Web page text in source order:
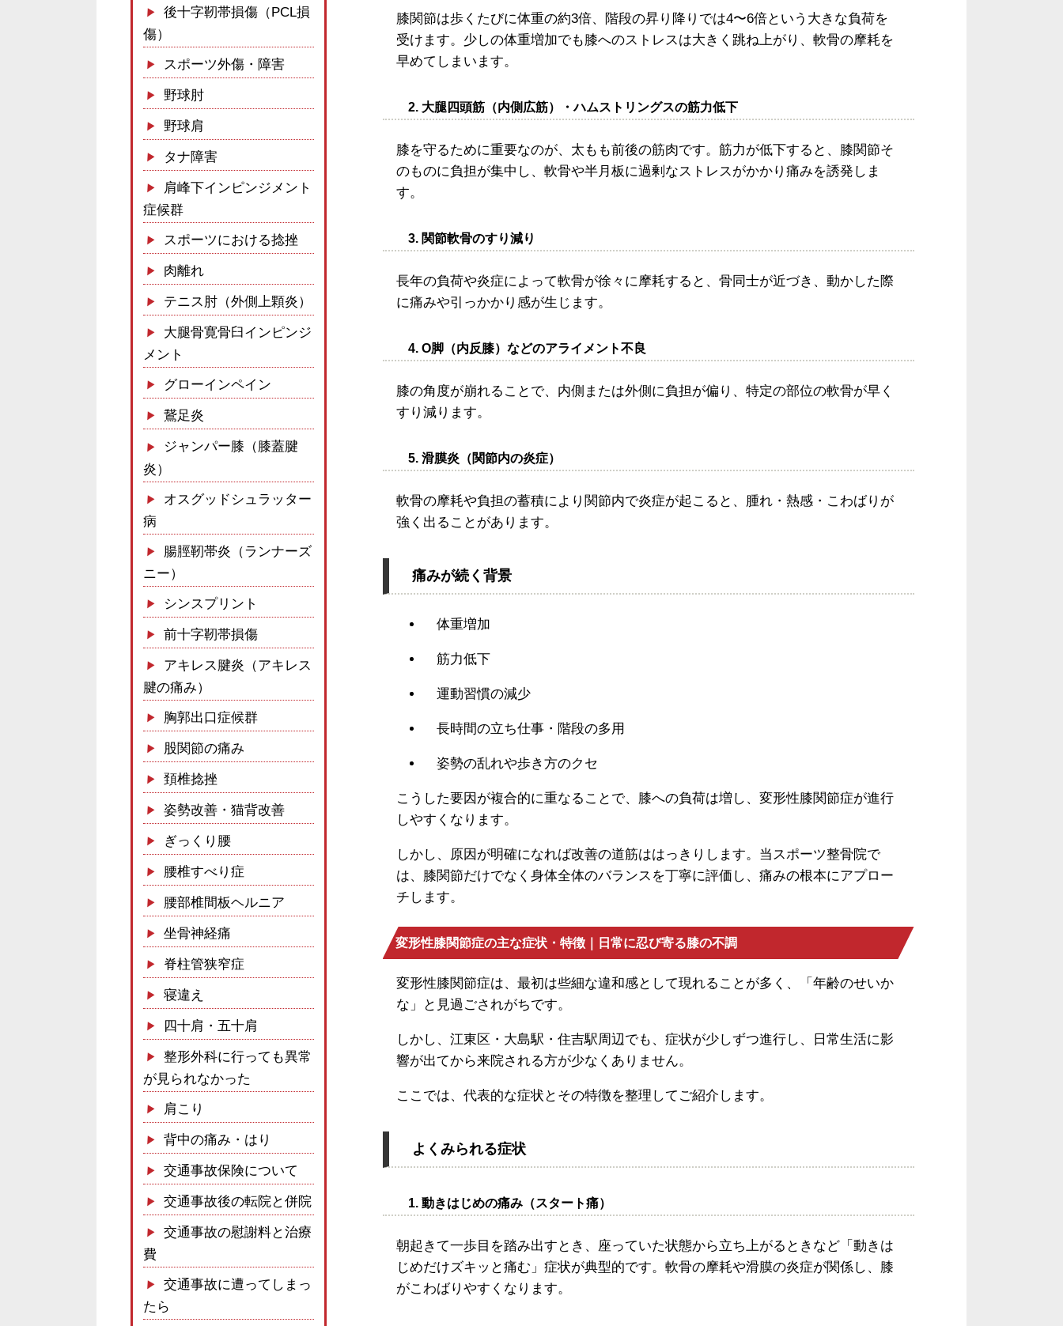
膝関節は歩くたびに体重の約3倍、階段の昇り降りでは4〜6倍という大きな負荷を
受けます。少しの体重増加でも膝へのストレスは大きく跳ね上がり、軟骨の摩耗を
早めてしまいます。
2. 大腿四頭筋（内側広筋）・ハムストリングスの筋力低下
膝を守るために重要なのが、太もも前後の筋肉です。筋力が低下すると、膝関節そ
のものに負担が集中し、軟骨や半月板に過剰なストレスがかかり痛みを誘発しま
す。
3. 関節軟骨のすり減り
長年の負荷や炎症によって軟骨が徐々に摩耗すると、骨同士が近づき、動かした際
に痛みや引っかかり感が生じます。
4. O脚（内反膝）などのアライメント不良
膝の角度が崩れることで、内側または外側に負担が偏り、特定の部位の軟骨が早く
すり減ります。
5. 滑膜炎（関節内の炎症）
軟骨の摩耗や負担の蓄積により関節内で炎症が起こると、腫れ・熱感・こわばりが
強く出ることがあります。
痛みが続く背景
体重増加
筋力低下
運動習慣の減少
長時間の立ち仕事・階段の多用
姿勢の乱れや歩き方のクセ
こうした要因が複合的に重なることで、膝への負荷は増し、変形性膝関節症が進行
しやすくなります。
しかし、原因が明確になれば改善の道筋ははっきりします。当スポーツ整骨院で
は、膝関節だけでなく身体全体のバランスを丁寧に評価し、痛みの根本にアプロー
チします。
変形性膝関節症の主な症状・特徴｜日常に忍び寄る膝の不調
変形性膝関節症は、最初は些細な違和感として現れることが多く、「年齢のせいか
な」と見過ごされがちです。
しかし、江東区・大島駅・住吉駅周辺でも、症状が少しずつ進行し、日常生活に影
響が出てから来院される方が少なくありません。
ここでは、代表的な症状とその特徴を整理してご紹介します。
よくみられる症状
1. 動きはじめの痛み（スタート痛）
朝起きて一歩目を踏み出すとき、座っていた状態から立ち上がるときなど「動きは
じめだけズキッと痛む」症状が典型的です。軟骨の摩耗や滑膜の炎症が関係し、膝
がこわばりやすくなります。
後十字靭帯損傷（PCL損
傷）
スポーツ外傷・障害
野球肘
野球肩
タナ障害
肩峰下インピンジメント
症候群
スポーツにおける捻挫
肉離れ
テニス肘（外側上顆炎）
大腿骨寛骨臼インピンジ
メント
グローインペイン
鵞足炎
ジャンパー膝（膝蓋腱
炎）
オスグッドシュラッター
病
腸脛靭帯炎（ランナーズ
ニー）
シンスプリント
前十字靭帯損傷
アキレス腱炎（アキレス
腱の痛み）
胸郭出口症候群
股関節の痛み
頚椎捻挫
姿勢改善・猫背改善
ぎっくり腰
腰椎すべり症
腰部椎間板ヘルニア
坐骨神経痛
脊柱管狭窄症
寝違え
四十肩・五十肩
整形外科に行っても異常
が見られなかった
肩こり
背中の痛み・はり
交通事故保険について
交通事故後の転院と併院
交通事故の慰謝料と治療
費
交通事故に遭ってしまっ
たら